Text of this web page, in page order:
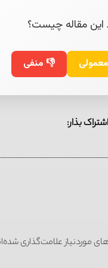
این مقاله چیست؟
👎 منفی
بذار:
موردنیاز علامت‌گذاری